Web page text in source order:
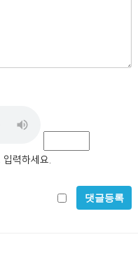
력하세요.
비